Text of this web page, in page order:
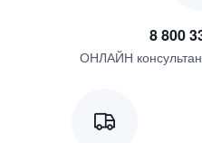
8 800
ОНЛАЙН